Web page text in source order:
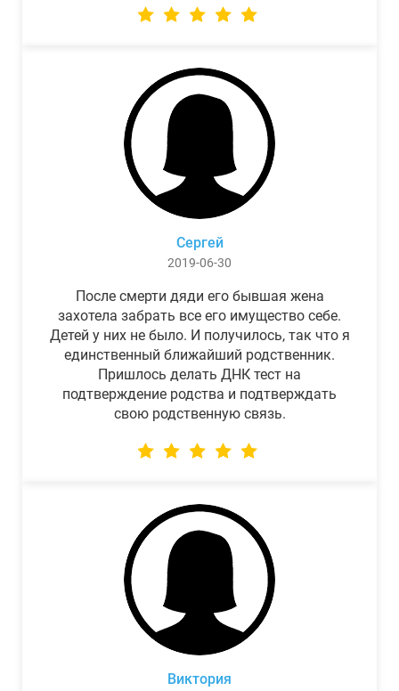
Сергей
2019-06-30
После смерти дяди его бывшая жена
захотела забрать все его имущество себе.
Детей у них не было. И получилось, так что я
единственный ближайший родственник.
Пришлось делать ДНК тест на
подтверждение родства и подтверждать
свою родственную связь.
Виктория